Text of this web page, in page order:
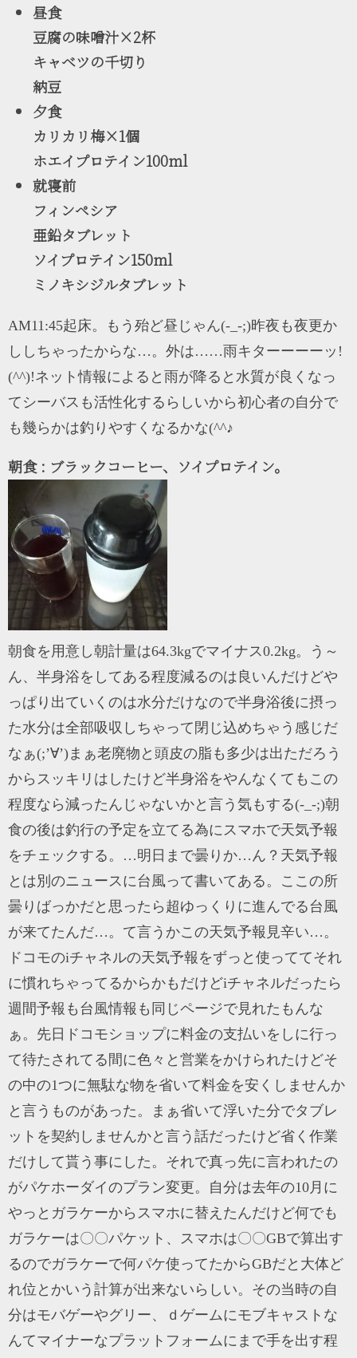
昼食
豆腐の味噌汁×2杯
キャベツの千切り
納豆
夕食
カリカリ梅×1個
ホエイプロテイン100ml
就寝前
フィンペシア
亜鉛タブレット
ソイプロテイン150ml
ミノキシジルタブレット
AM11:45起床。もう殆ど昼じゃん(-_-;)昨夜も夜更か
ししちゃったからな…。外は……雨キターーーーッ!
(^^)!ネット情報によると雨が降ると水質が良くなっ
てシーバスも活性化するらしいから初心者の自分で
も幾らかは釣りやすくなるかな(^^♪
朝食 : ブラックコーヒー、ソイプロテイン。
朝食を用意し朝計量は64.3kgでマイナス0.2kg。う～
ん、半身浴をしてある程度減るのは良いんだけどや
っぱり出ていくのは水分だけなので半身浴後に摂っ
た水分は全部吸収しちゃって閉じ込めちゃう感じだ
なぁ(;’∀’)まぁ老廃物と頭皮の脂も多少は出ただろう
からスッキリはしたけど半身浴をやんなくてもこの
程度なら減ったんじゃないかと言う気もする(-_-;)朝
食の後は釣行の予定を立てる為にスマホで天気予報
をチェックする。…明日まで曇りか…ん？天気予報
とは別のニュースに台風って書いてある。ここの所
曇りばっかだと思ったら超ゆっくりに進んでる台風
が来てたんだ…。て言うかこの天気予報見辛い…。
ドコモのiチャネルの天気予報をずっと使っててそれ
に慣れちゃってるからかもだけどiチャネルだったら
週間予報も台風情報も同じページで見れたもんな
ぁ。先日ドコモショップに料金の支払いをしに行っ
て待たされてる間に色々と営業をかけられたけどそ
の中の1つに無駄な物を省いて料金を安くしませんか
と言うものがあった。まぁ省いて浮いた分でタブレ
ットを契約しませんかと言う話だったけど省く作業
だけして貰う事にした。それで真っ先に言われたの
がパケホーダイのプラン変更。自分は去年の10月に
やっとガラケーからスマホに替えたんだけど何でも
ガラケーは〇〇パケット、スマホは〇〇GBで算出す
るのでガラケーで何パケ使ってたからGBだと大体ど
れ位とかいう計算が出来ないらしい。その当時の自
分はモバゲーやグリー、ｄゲームにモブキャストな
んてマイナーなプラットフォームにまで手を出す程